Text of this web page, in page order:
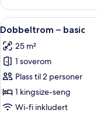
King
Suite
Åpne
alle
bildene
av
Dobbeltrom
–
basic
7
Dobbeltrom – basic
25 m²
1 soverom
Plass til 2 personer
1 kingsize-seng
Wi-fi inkludert